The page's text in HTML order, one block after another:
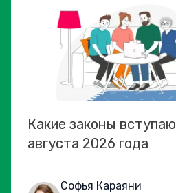
Какие законы
августа 2026 года
Софья Караяни